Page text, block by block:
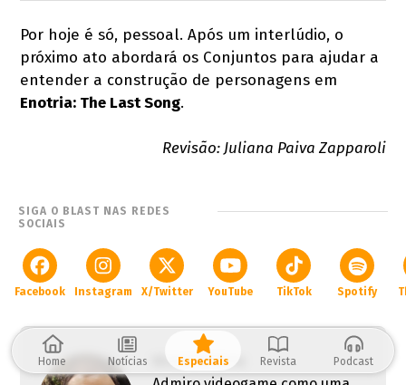
Por hoje é só, pessoal. Após um interlúdio, o
próximo ato abordará os Conjuntos para ajudar a
entender a construção de personagens em
Enotria: The Last Song.
Revisão: Juliana Paiva Zapparoli
SIGA O BLAST NAS REDES
SOCIAIS
Facebook Instagram X/Twitter YouTube TikTok Spotify
Victor Vitório
Home Notícias Especiais Revista Podcast